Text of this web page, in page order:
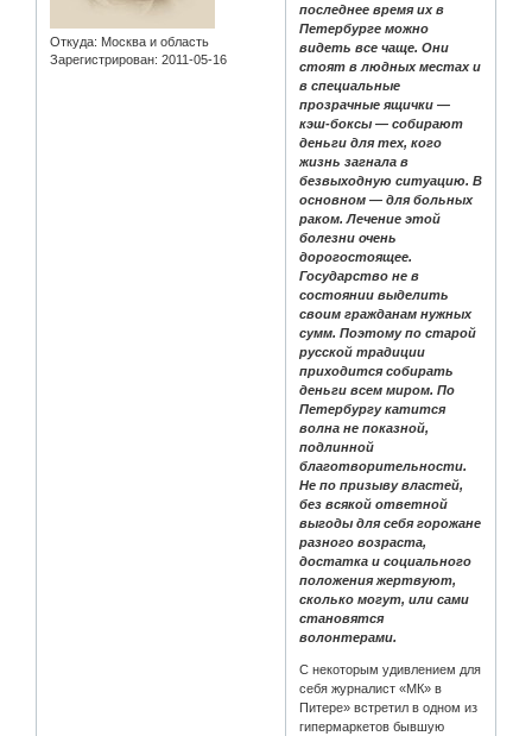
Откуда: Москва и область
Зарегистрирован: 2011-05-16
последнее время их в
Петербурге можно
видеть все чаще. Они
стоят в людных местах и
в специальные
прозрачные ящички —
кэш-боксы — собирают
деньги для тех, кого
жизнь загнала в
безвыходную ситуацию. В
основном — для больных
раком. Лечение этой
болезни очень
дорогостоящее.
Государство не в
состоянии выделить
своим гражданам нужных
сумм. Поэтому по старой
русской традиции
приходится собирать
деньги всем миром. По
Петербургу катится
волна не показной,
подлинной
благотворительности.
Не по призыву властей,
без всякой ответной
выгоды для себя горожане
разного возраста,
достатка и социального
положения жертвуют,
сколько могут, или сами
становятся
волонтерами.
С некоторым удивлением для
себя журналист «МК» в
Питере» встретил в одном из
гипермаркетов бывшую